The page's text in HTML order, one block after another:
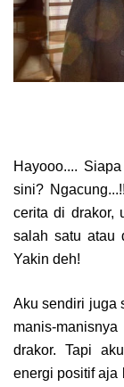
Hayooo....
sini?
cerita di drakor,
salah satu atau
Yakin deh!
Aku sendiri juga
manis-
drakor. Tapi
energi positif aja